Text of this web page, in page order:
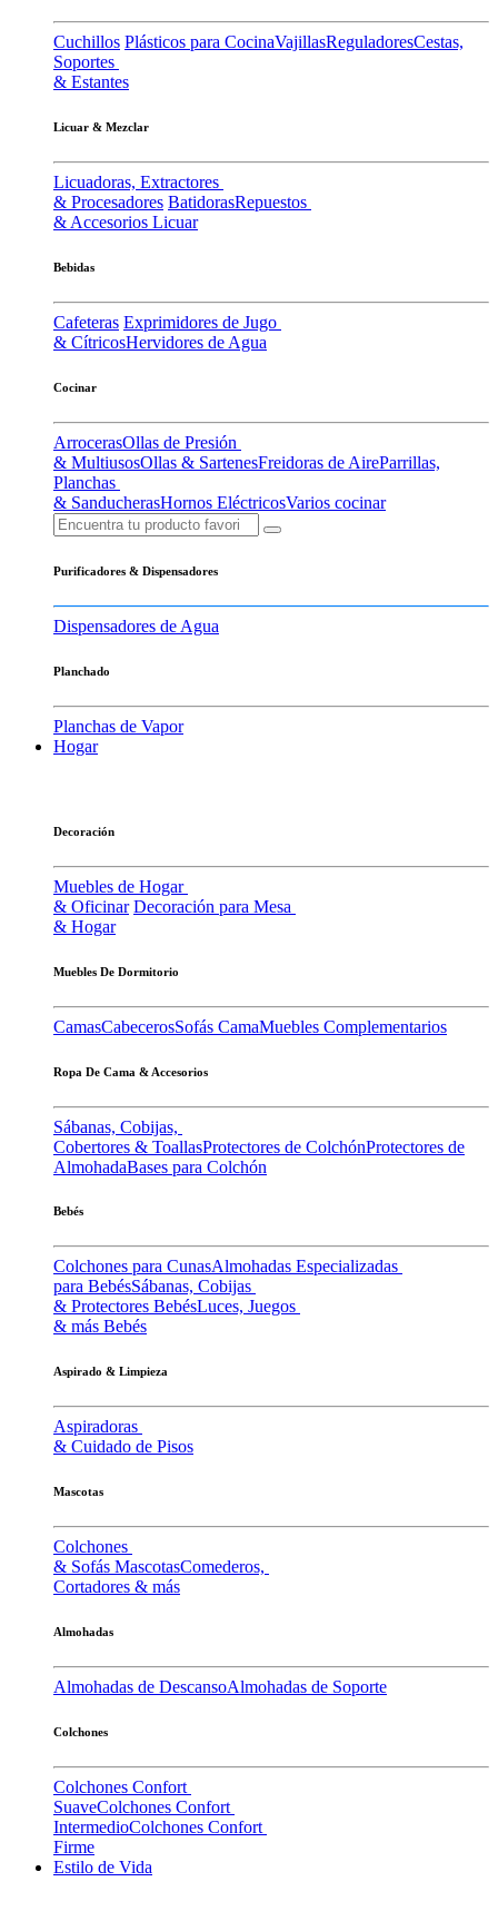
Cuchillos Plásticos para CocinaVajillasReguladoresCestas,
Soportes
& Estantes
Licuar & Mezclar
Licuadoras, Extractores
& Procesadores BatidorasRepuestos
& Accesorios Licuar
Bebidas
Cafeteras Exprimidores de Jugo
& CítricosHervidores de Agua
Cocinar
ArrocerasOllas de Presión
& MultiusosOllas & SartenesFreidoras de AireParrillas,
Planchas
& SanducherasHornos EléctricosVarios cocinar
Purificadores & Dispensadores
Dispensadores de Agua
Planchado
Planchas de Vapor
Hogar
Decoración
Muebles de Hogar
& Oficinar Decoración para Mesa
& Hogar
Muebles De Dormitorio
CamasCabecerosSofás CamaMuebles Complementarios
Ropa De Cama & Accesorios
Sábanas, Cobijas,
Cobertores & ToallasProtectores de ColchónProtectores de
AlmohadaBases para Colchón
Bebés
Colchones para CunasAlmohadas Especializadas
para BebésSábanas, Cobijas
& Protectores BebésLuces, Juegos
& más Bebés
Aspirado & Limpieza
Aspiradoras
& Cuidado de Pisos
Mascotas
Colchones
& Sofás MascotasComederos,
Cortadores & más
Almohadas
Almohadas de DescansoAlmohadas de Soporte
Colchones
Colchones Confort
SuaveColchones Confort
IntermedioColchones Confort
Firme
Estilo de Vida